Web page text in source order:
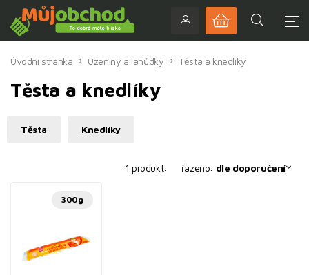
Úvodní stránka Uzeniny a lahůdky Těsta a knedlíky
Těsta a knedlíky
Těsta Knedlíky
1 produkt: řazeno: dle doporučení
300g